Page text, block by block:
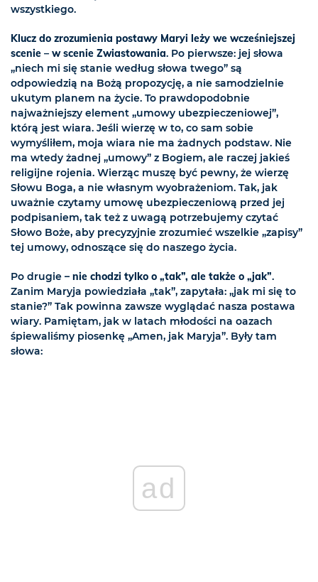
wszystkiego.
Klucz do zrozumienia postawy Maryi leży we wcześniejszej
scenie – w scenie Zwiastowania. Po pierwsze: jej słowa
„niech mi się stanie według słowa twego” są
odpowiedzią na Bożą propozycję, a nie samodzielnie
ukutym planem na życie. To prawdopodobnie
najważniejszy element „umowy ubezpieczeniowej”,
którą jest wiara. Jeśli wierzę w to, co sam sobie
wymyśliłem, moja wiara nie ma żadnych podstaw. Nie
ma wtedy żadnej „umowy” z Bogiem, ale raczej jakieś
religijne rojenia. Wierząc muszę być pewny, że wierzę
Słowu Boga, a nie własnym wyobrażeniom. Tak, jak
uważnie czytamy umowę ubezpieczeniową przed jej
podpisaniem, tak też z uwagą potrzebujemy czytać
Słowo Boże, aby precyzyjnie zrozumieć wszelkie „zapisy”
tej umowy, odnoszące się do naszego życia.
Po drugie – nie chodzi tylko o „tak”, ale także o „jak”.
Zanim Maryja powiedziała „tak”, zapytała: „jak mi się to
stanie?” Tak powinna zawsze wyglądać nasza postawa
wiary. Pamiętam, jak w latach młodości na oazach
śpiewaliśmy piosenkę „Amen, jak Maryja”. Były tam
słowa:
ad